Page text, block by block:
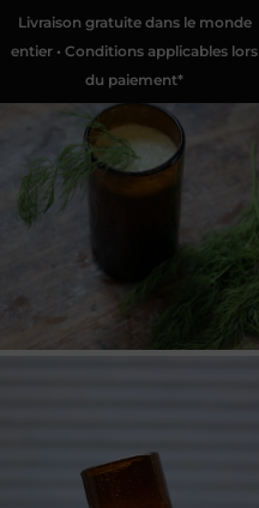
Livraison gratuite dans le monde
entier • Conditions applicables lors
du paiement*